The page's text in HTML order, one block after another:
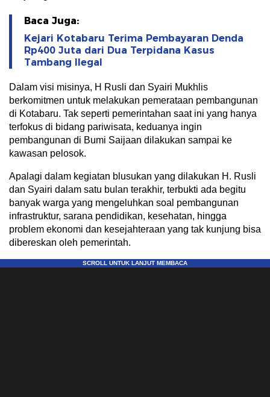
Baca Juga:
Kejari Kotabaru Terima Pembayaran Denda
Rp400 Juta dari Dua Terpidana Kasus
Tambang Ilegal
Dalam visi misinya, H Rusli dan Syairi Mukhlis
berkomitmen untuk melakukan pemerataan pembangunan
di Kotabaru. Tak seperti pemerintahan saat ini yang hanya
terfokus di bidang pariwisata, keduanya ingin
pembangunan di Bumi Saijaan dilakukan sampai ke
kawasan pelosok.
Apalagi dalam kegiatan blusukan yang dilakukan H. Rusli
dan Syairi dalam satu bulan terakhir, terbukti ada begitu
banyak warga yang mengeluhkan soal pembangunan
infrastruktur, sarana pendidikan, kesehatan, hingga
problem ekonomi dan kesejahteraan yang tak kunjung bisa
dibereskan oleh pemerintah.